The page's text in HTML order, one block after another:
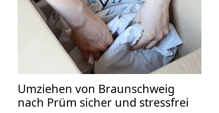
Umziehen von Braunschweig
nach Prüm sicher und stressfrei